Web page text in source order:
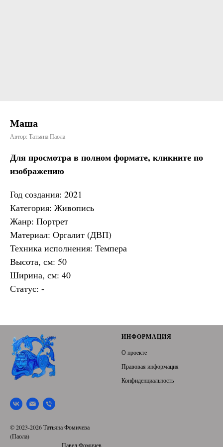
Маша
Автор: Татьяна Паола
Для просмотра в полном формате, кликните по
изображению
Год создания: 2021
Категория: Живопись
Жанр: Портрет
Материал: Оргалит (ДВП)
Техника исполнения: Темпера
Высота, см: 50
Ширина, см: 40
Статус: -
© 2023-2026 Татьяна Фомичева
(Паола)
Павел Фомичев
ИНФОРМАЦИЯ
О проекте
Правовая информация
Конфиденциальность